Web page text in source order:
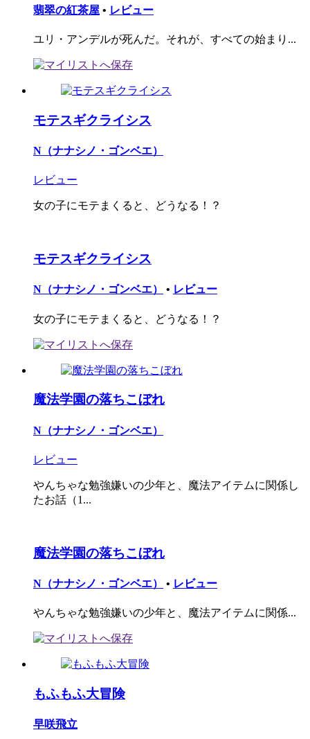
翡翠の紅茶屋 • レビュー
ユリ・アンデルが死んだ。​それが、すべての始まり...
モテスギクライシス
N（ナナシノ・ゴンベエ）
レビュー
女の子にモテまくると、どうなる！？
モテスギクライシス
N（ナナシノ・ゴンベエ） • レビュー
女の子にモテまくると、どうなる！？
魔法学園の落ちこぼれ
N（ナナシノ・ゴンベエ）
レビュー
やんちゃな勉強嫌いの少年と、魔法アイテムに関係し
たお話（1...
魔法学園の落ちこぼれ
N（ナナシノ・ゴンベエ） • レビュー
やんちゃな勉強嫌いの少年と、魔法アイテムに関係...
もふもふ大冒険
早咲飛立